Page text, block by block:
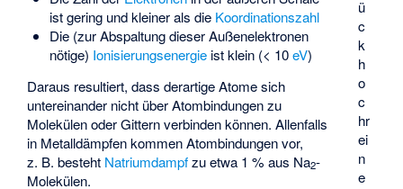
ü
c
k
h
o
c
hr
ei
n
e
ist gering und kleiner als die Koordinationszahl
Die (zur Abspaltung dieser Außenelektronen
nötige) Ionisierungsenergieist klein (< 10eV)
Daraus resultiert, dass derartige Atome sich
untereinander nicht über Atombindungen zu
Molekülen oder Gittern verbinden können. Allenfalls
in Metalldämpfen kommen Atombindungen vor,
z. B. besteht Natriumdampfzu etwa 1 % aus Na2-
Molekülen.